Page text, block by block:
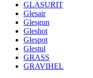
GLASURIT
Glesair
Glesgun
Gleshot
Glespot
Glestul
GRASS
GRAVIHEL